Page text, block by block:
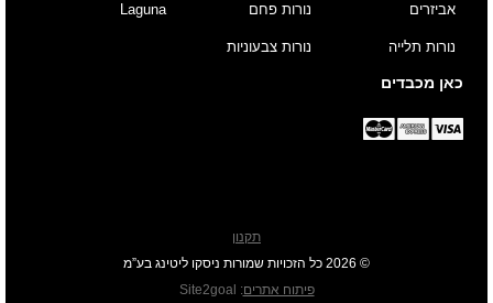
אביזרים
נורות תלייה
נורות פחם
נורות צבעוניות
Laguna
כאן מכבדים
תקנון
© 2026 כל הזכויות שמורות ניסקו ליטינג בע”מ
פיתוח אתרים:
Site2goal